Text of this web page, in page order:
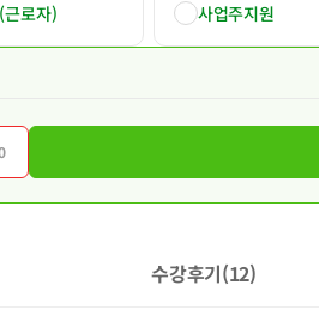
근로자) 사업주지원
수강후기(12)